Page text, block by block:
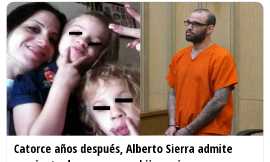
Catorce años después, Alberto Sierra admite